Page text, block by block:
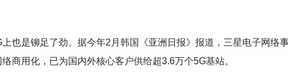
也是铆足了劲。据今年2月韩国《亚洲日报》报道，三星电子网络
商用化，已为国内外核心客户供给超3.6万个5G基站。